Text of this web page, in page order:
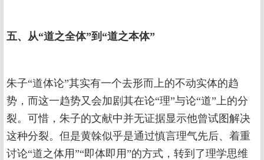
五、从“道之全体”到“道之本体”
朱子“道体论”其实有一个去形而上的不动实体的趋
势，而这一趋势又会加剧其在论“理”与论“道”上的分
裂。可惜，朱子的文献中并无证据显示他曾试图解决
这种分裂。但是黄榦似乎是通过慎言理气先后、着重
讨论“道之体用”“即体即用”的方式，转到了理学思维